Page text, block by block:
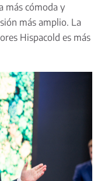
más cómoda y
más amplio. La
Hispacold es más